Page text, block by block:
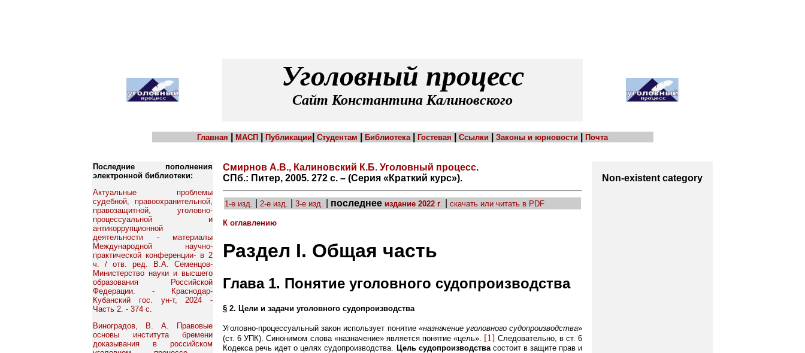
Уголовный процесс
Сайт Константина Калиновского
Главная МАСП Публикации Студентам Библиотека Гостевая Ссылки Законы и юрновости Почта
Последние пополнения
электронной библиотеки:
Актуальные проблемы
судебной, правоохранительной,
правозащитной, уголовно-
процессуальной и
антикоррупционной
деятельности - материалы
Международной научно-
практической конференции- в 2
ч. / отв. ред. В.А. Семенцов-
Министерство науки и высшего
образования Российской
Федерации. - Краснодар-
Кубанский гос. ун-т, 2024 -
Часть 2. - 374 с.
Виноградов, В. А. Правовые
основы института бремени
доказывания в российском
Смирнов А.В., Калиновский К.Б. Уголовный процесс.
СПб.: Питер, 2005. 272 с. – (Серия «Краткий курс»).
1-е изд. 2-е изд. 3-е изд. последнее издание 2022 г скачать или читать в PDF
К оглавлению
Раздел I. Общая часть
Глава 1. Понятие уголовного судопроизводства
§ 2. Цели и задачи уголовного судопроизводства
Уголовно-процессуальный закон использует понятие «назначение уголовного судопроизводства»
(ст. 6 УПК). Синонимом слова «назначение» является понятие «цель». [1] Следовательно, в ст. 6
Кодекса речь идет о целях судопроизводства. Цель судопроизводствасостоит в защите прав и
Non-existent category